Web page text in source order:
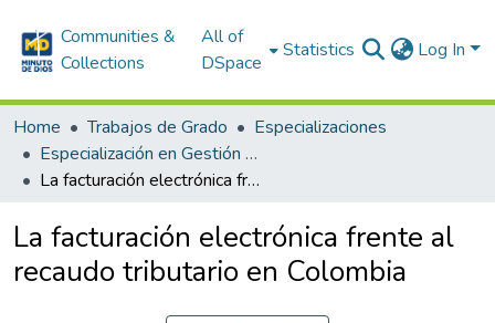
Communities &
Collections
All of
DSpace
Statistics Log In
Home Trabajos de Grado
Especializaciones
Especialización en Gestión Tributaria
La facturación electrónica frente al recaudo tributario en Colombia
La facturación electrónica frente al
recaudo tributario en Colombia